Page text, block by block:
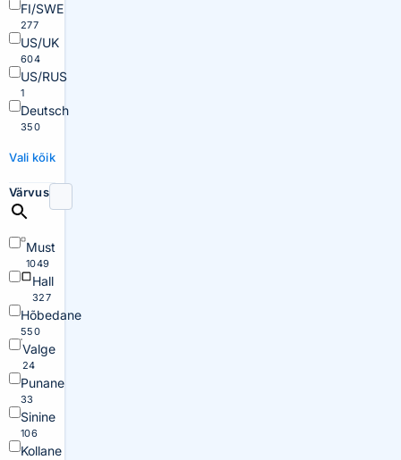
FI/SWE
277
US/UK
604
US/RUS
1
Deutsch
350
Vali kõik
Värvus
Must
1049
Hall
327
Hõbedane
550
Valge
24
Punane
33
Sinine
106
Kollane